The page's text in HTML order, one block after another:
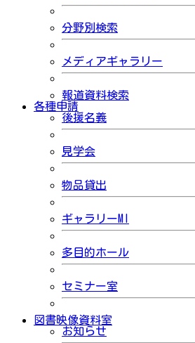
分野別検索
メディアギャラリー
報道資料検索
各種申請
後援名義
見学会
物品貸出
ギャラリーMI
多目的ホール
セミナー室
図書映像資料室
お知らせ